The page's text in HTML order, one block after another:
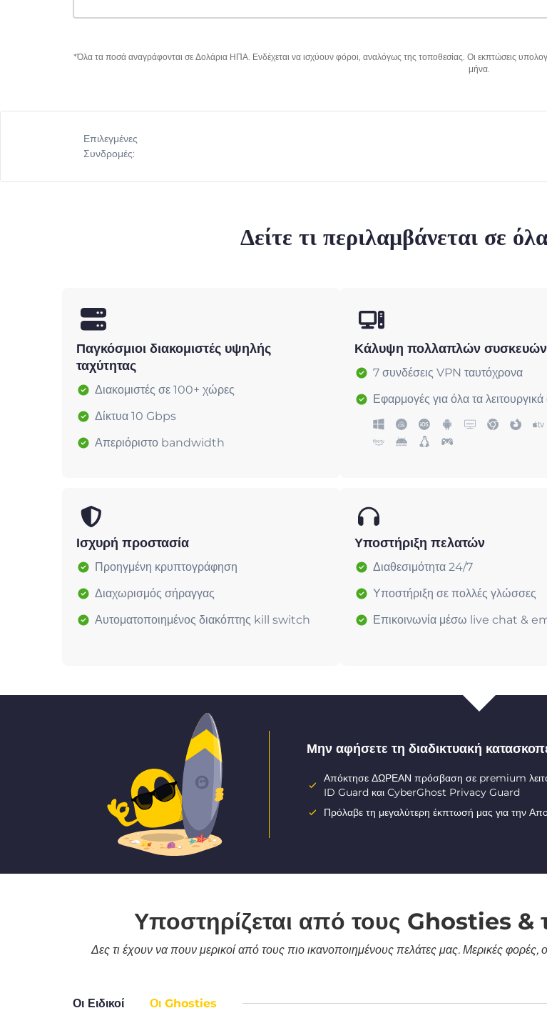
*Όλα τα ποσά αναγράφονται σε Δολάρια ΗΠΑ. Ενδέχεται να ισχύουν φόροι, αναλόγως της τοποθεσίας. Οι εκπτώσεις
μήνα.
Επιλεγμένες
Συνδρομές:
Δείτε τι περιλαμβάνεται σε
Παγκόσμιοι διακομιστές υψηλής
ταχύτητας
Διακομιστές σε 100+ χώρες
Δίκτυα 10 Gbps
Απεριόριστο bandwidth
Κάλυψη πολλαπλών συσκευών
7 συνδέσεις VPN ταυτόχρονα
Εφαρμογές για όλα τα
Ισχυρή προστασία
Προηγμένη κρυπτογράφηση
Διαχωρισμός σήραγγας
Αυτοματοποιημένος διακόπτης kill switch
Υποστήριξη πελατών
Διαθεσιμότητα 24/7
Υποστήριξη σε πολλές γλώσσες
Επικοινωνία μέσω live chat &
Μην αφήσετε τη διαδικτυακή
Απόκτησε ΔΩΡΕΑΝ πρόσβαση σε premium
ID Guard και CyberGhost Privacy Guard
Πρόλαβε τη μεγαλύτερη έκπτωσή μας για την
Υποστηρίζεται από τους Ghosties &
Δες τι έχουν να πουν μερικοί από τους πιο ικανοποιημένους πελάτες μας. Μερικές
Οι Ειδικοί Οι Ghosties